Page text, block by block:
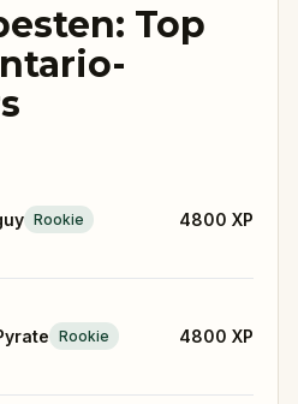
Top
Rookie 4800 XP
Rookie 4800 XP